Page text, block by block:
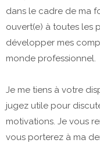
dans le cadre de ma
ouvert(e) à toutes les
développer mes
monde professionnel.
Je me tiens à votre
jugez utile pour
motivations. Je vous
vous porterez à ma